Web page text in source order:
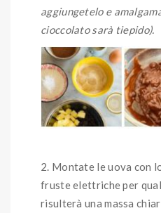
aggiungetelo e
cioccolato sarà tiepido).
Montate le uova con
fruste elettriche per
risulterà una massa